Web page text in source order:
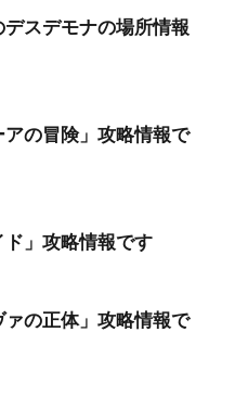
スデモナの場所情報
の冒険」攻略情報で
」攻略情報です
の正体」攻略情報で